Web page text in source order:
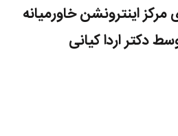
مرکز اینترونشن خاورمیانه
دکتر اردا کیانی